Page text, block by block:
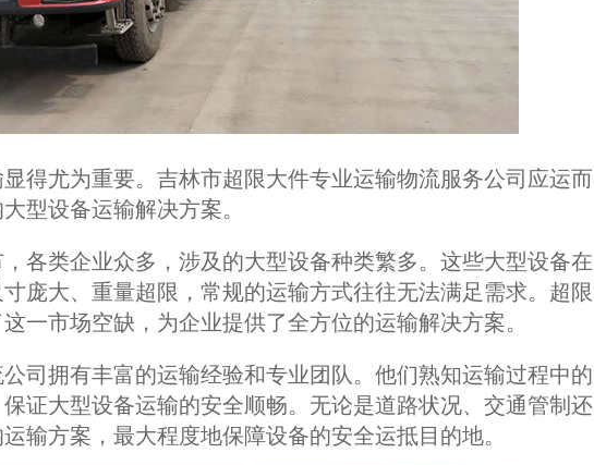
得尤为重要。吉林市超限大件专业运输物流服务公司应运而
型设备运输解决方案。
各类企业众多，涉及的大型设备种类繁多。这些大型设备在
庞大、重量超限，常规的运输方式往往无法满足需求。超限
一市场空缺，为企业提供了全方位的运输解决方案。
司拥有丰富的运输经验和专业团队。他们熟知运输过程中的
证大型设备运输的安全顺畅。无论是道路状况、交通管制还
输方案，最大程度地保障设备的安全运抵目的地。